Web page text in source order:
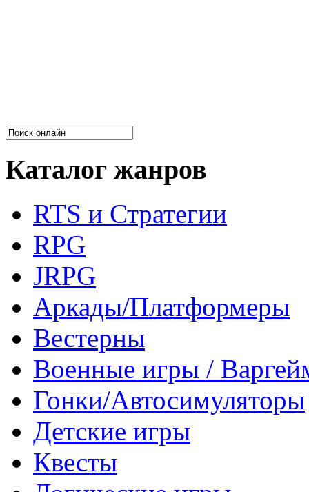
Каталог жанров
RTS и Стратегии
RPG
JRPG
Аркады/Платформеры
Вестерны
Военные игры /
Гонки/Автосимуляторы
Детские игры
Квесты